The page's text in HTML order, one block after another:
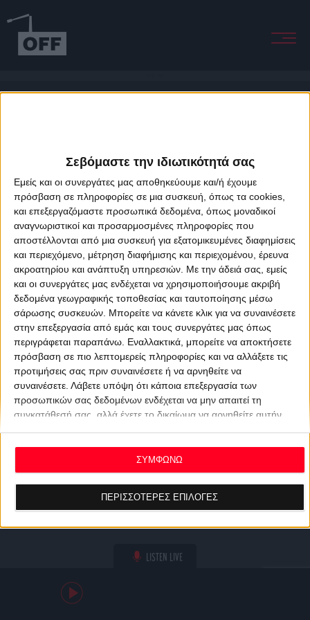
Σεβόμαστε την ιδιωτικότητά σας
Εμείς και οι συνεργάτες μας αποθηκεύουμε και/ή έχουμε
πρόσβαση σε πληροφορίες σε μια συσκευή, όπως τα cookies,
και επεξεργαζόμαστε προσωπικά δεδομένα, όπως μοναδικοί
αναγνωριστικοί και προσαρμοσμένες πληροφορίες που
αποστέλλονται από μια συσκευή για εξατομικευμένες διαφημίσεις
και περιεχόμενο, μέτρηση διαφήμισης και περιεχομένου, έρευνα
ακροατηρίου και ανάπτυξη υπηρεσιών. Με την άδειά σας, εμείς
και οι συνεργάτες μας ενδέχεται να χρησιμοποιήσουμε ακριβή
δεδομένα γεωγραφικής τοποθεσίας και ταυτοποίησης μέσω
σάρωσης συσκευών. Μπορείτε να κάνετε κλικ για να συναινέσετε
στην επεξεργασία από εμάς και τους συνεργάτες μας όπως
περιγράφεται παραπάνω. Εναλλακτικά, μπορείτε να αποκτήσετε
πρόσβαση σε πιο λεπτομερείς πληροφορίες και να αλλάξετε τις
προτιμήσεις σας πριν συναινέσετε ή να αρνηθείτε να
συναινέσετε. Λάβετε υπόψη ότι κάποια επεξεργασία των
προσωπικών σας δεδομένων ενδέχεται να μην απαιτεί τη
συγκατάθεσή σας, αλλά έχετε το δικαίωμα να αρνηθείτε αυτήν
ανακαλέσετε τη συγκατάθεσή σας ανά πάσα στιγμή
επιστρέφοντας σε αυτόν τον ιστότοπο και κάνοντας κλικ στο
κουμπί "Απορρήτου" στο κάτω μέρος της ιστοσελίδας.
ΠΕΡΙΣΣΟΤΕΡΕΣ ΕΠΙΛΟΓΕΣ
ΣΥΜΦΩΝΩ
LISTEN LIVE
About Offradio Business Class Terms & Conditions
Privacy Policy
Designed & developed byporcupine colors&Fotis Alexandrou